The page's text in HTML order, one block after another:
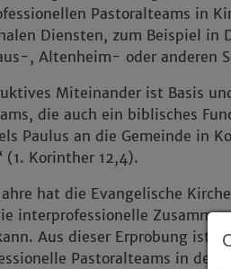
Pastoralteams in
Diensten, zum Beispiel in
, Altenheim- oder anderen
Miteinander ist Basis
die auch ein biblisches
Paulus an die Gemeinde in
(1. Korinther 12,4).
hat die Evangelische
interprofessionelle
Aus dieser Erprobung ist
Pastoralteams in der